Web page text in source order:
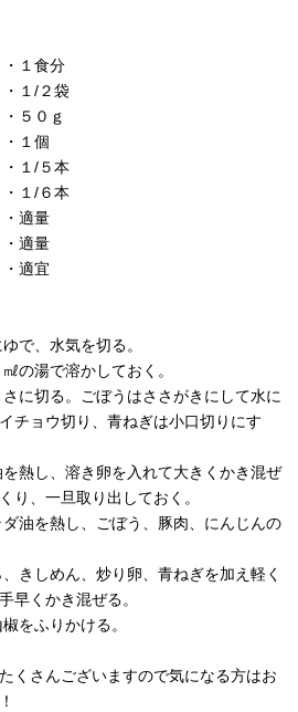
１食分
１/２袋
５０ｇ
１個
１/５本
１/６本
適量
適量
適宜
で、水気を切る。
湯で溶かしておく。
に切る。ごぼうはささがきにして水に
チョウ切り、青ねぎは小口切りにす
熱し、溶き卵を入れて大きくかき混ぜ
り、一旦取り出しておく。
油を熱し、ごぼう、豚肉、にんじんの
しめん、炒り卵、青ねぎを加え軽く
早くかき混ぜる。
をふりかける。
くさんございますので気になる方はお